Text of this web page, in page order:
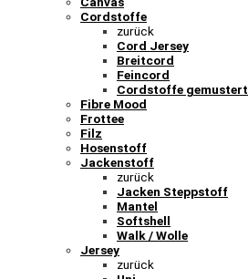
Cordstoffe
zurück
Cord Jersey
Breitcord
Feincord
Cordstoffe gemustert
Fibre Mood
Frottee
Filz
Hosenstoff
Jackenstoff
zurück
Jacken Steppstoff
Mantel
Softshell
Walk / Wolle
Jersey
zurück